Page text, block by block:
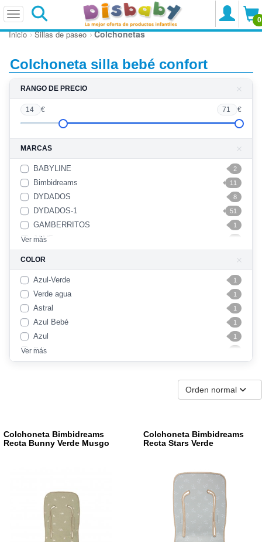
0
Inicio Sillas de paseo Colchonetas
Colchoneta silla bebé confort
RANGO DE PRECIO
14 € 71 €
MARCAS
BABYLINE 2
Bimbidreams 11
DYDADOS 8
DYDADOS-1 51
GAMBERRITOS 1
JANE
Ver más
COLOR
Azul-Verde 1
Verde agua 1
Astral 1
Azul Bebé 1
Azul 1
Rojo
Ver más
Orden normal
Colchoneta Bimbidreams
Recta Bunny Verde Musgo
Colchoneta Bimbidreams
Recta Stars Verde